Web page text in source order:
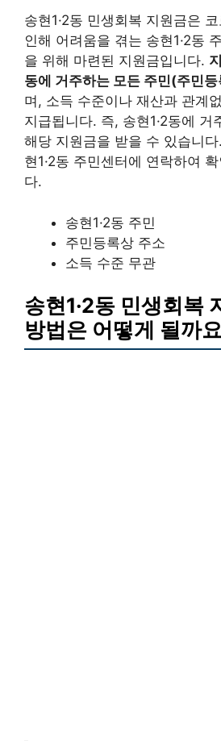
송현1·2동 민생회복 지원금은
인해 어려움을 겪는 송현1·2동
을 위해 마련된 지원금입니다.
동에 거주하는 모든 주민(주민
며, 소득 수준이나 재산과 관계
지급됩니다. 즉, 송현1·2동에 거
해당 지원금을 받을 수 있습니
현1·2동 주민센터에 연락하여
다.
송현1·2동 주민
주민등록상 주소
소득 수준 무관
송현1·2동 민생회복
방법은 어떻게 될까